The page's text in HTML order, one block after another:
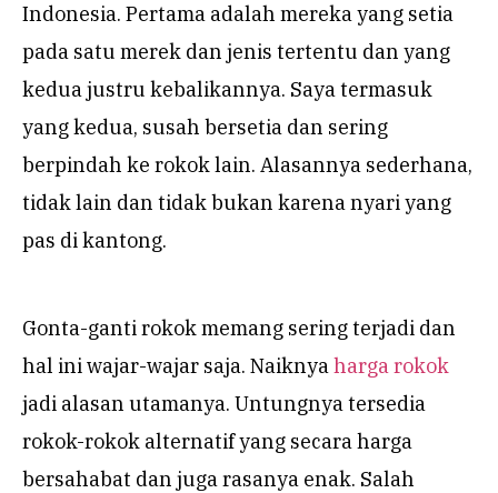
Indonesia. Pertama adalah mereka yang setia
pada satu merek dan jenis tertentu dan yang
kedua justru kebalikannya. Saya termasuk
yang kedua, susah bersetia dan sering
berpindah ke rokok lain. Alasannya sederhana,
tidak lain dan tidak bukan karena nyari yang
pas di kantong.
Gonta-ganti rokok memang sering terjadi dan
hal ini wajar-wajar saja. Naiknyaharga rokok
jadi alasan utamanya. Untungnya tersedia
rokok-rokok alternatif yang secara harga
bersahabat dan juga rasanya enak. Salah